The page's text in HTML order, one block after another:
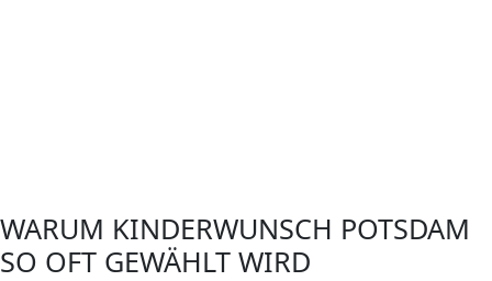
WARUM KINDERWUNSCH POTSDAM
SO OFT GEWÄHLT WIRD